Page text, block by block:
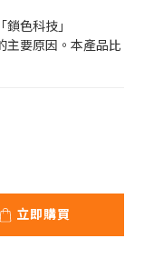
色科技」
主要原因。本產品比
立即購買